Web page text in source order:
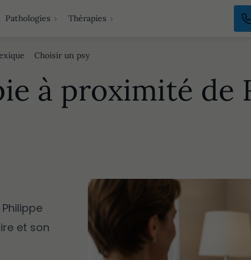
Pathologies
Grignotages
Thérapies
Choisir un psy
à proximité de
et son